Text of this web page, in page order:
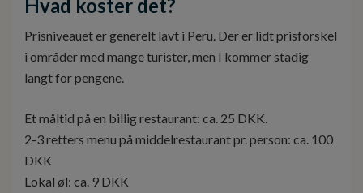
Hvad koster det?
Prisniveauet er generelt lavt i Peru. Der er lidt prisforskel
i områder med mange turister, men I kommer stadig
langt for pengene.
Et måltid på en billig restaurant: ca. 25 DKK.
2-3 retters menu på middelrestaurant pr. person: ca. 100
DKK
Lokal øl: ca. 9 DKK